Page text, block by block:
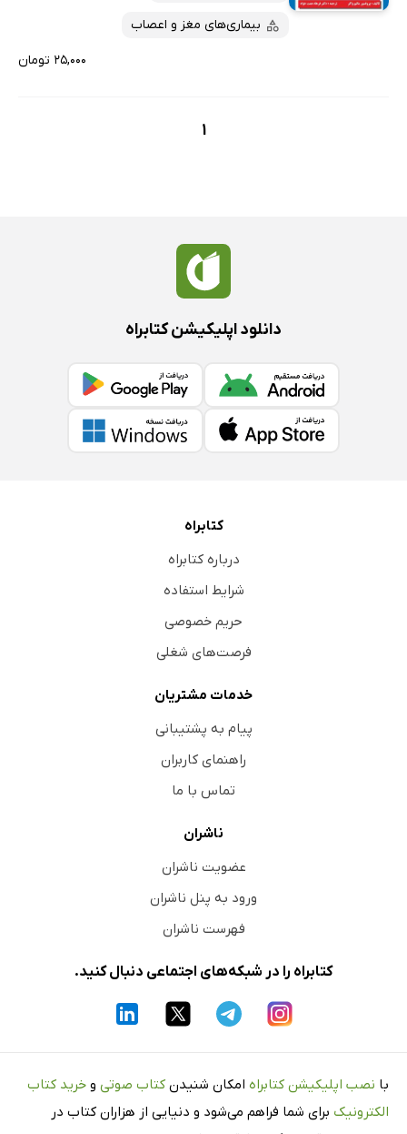
بیماری‌های مغز و اعصاب
۲۵,۰۰۰ تومان
1
دانلود اپلیکیشن کتابراه
کتابراه
درباره کتابراه
شرایط استفاده
حریم خصوصی
فرصت‌های شغلی
خدمات مشتریان
پیام به پشتیبانی
راهنمای کاربران
تماس با ما
ناشران
عضویت ناشران
ورود به پنل ناشران
فهرست ناشران
کتابراه را در شبکه‌های اجتماعی دنبال کنید.
با نصب اپلیکیشن کتابراه امکان شنیدن کتاب صوتی و خرید کتاب
الکترونیک برای شما فراهم می‌شود و دنیایی از هزاران کتاب در